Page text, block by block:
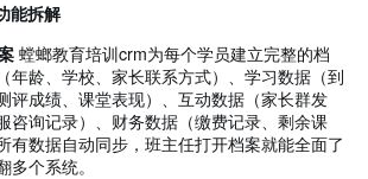
能拆解
螳螂教育培训crm为每个学员建立完整的档
年龄、学校、家长联系方式）、学习数据（到
评成绩、课堂表现）、互动数据（家长群发
咨询记录）、财务数据（缴费记录、剩余课
有数据自动同步，班主任打开档案就能全面了
个系统。